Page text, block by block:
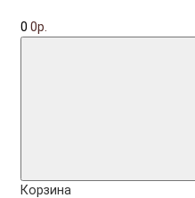
0 0р.
Корзина